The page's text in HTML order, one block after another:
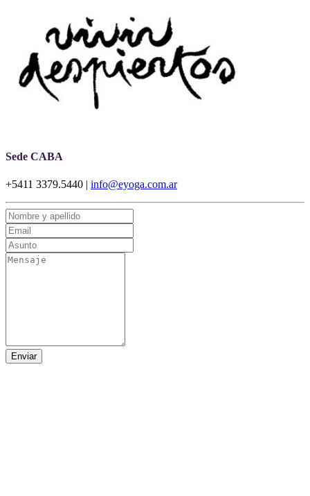
Sede CABA
+5411 3379.5440 | info@eyoga.com.ar
Enviar